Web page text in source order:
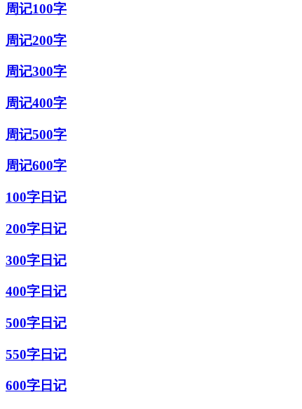
周记100字
周记200字
周记300字
周记400字
周记500字
周记600字
100字日记
200字日记
300字日记
400字日记
500字日记
550字日记
600字日记